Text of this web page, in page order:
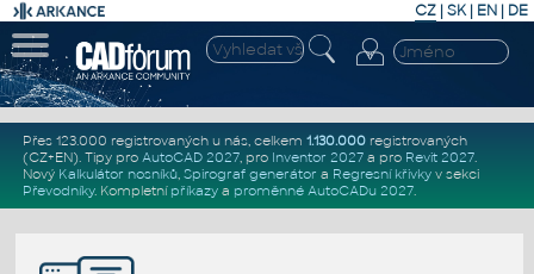
CZ | SK| EN | DE
Přes 123.000 registrovaných u nás, celkem 1.130.000registrovaných
(CZ+EN). Tipy pro AutoCAD 2027, pro Inventor 2027a pro Revit 2027.
Nový Kalkulátor nosníků, Spirograf generátor a Regresní křivkyv sekci
Převodníky. Kompletní příkazya proměnné AutoCADu 2027.